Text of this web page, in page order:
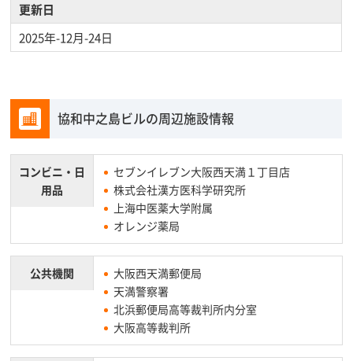
更新日
2025年-12月-24日
協和中之島ビルの周辺施設情報
コンビニ・ 日
用品
セブンイレブン大阪西天満１丁目店
株式会社漢方医科学研究所
上海中医薬大学附属
オレンジ薬局
公共機関
大阪西天満郵便局
天満警察署
北浜郵便局高等裁判所内分室
大阪高等裁判所